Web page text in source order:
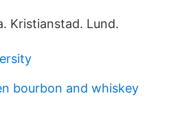
Kristianstad. Lund.
bourbon and whiskey